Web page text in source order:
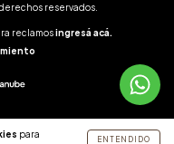
para
ENTENDIDO
reservados.
reclamosingresá acá.